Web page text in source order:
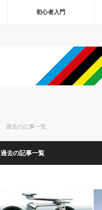
初心者入門
過去の記事一覧
過去の記事一覧